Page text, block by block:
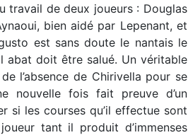
travail de deux joueurs : Douglas
bien aidé par Lepenant, et
est sans doute le nantais le
abat doit être salué. Un véritable
l’absence de Chirivella pour se
nouvelle fois fait preuve d’un
si les courses qu’il effectue sont
tant il produit d’immenses